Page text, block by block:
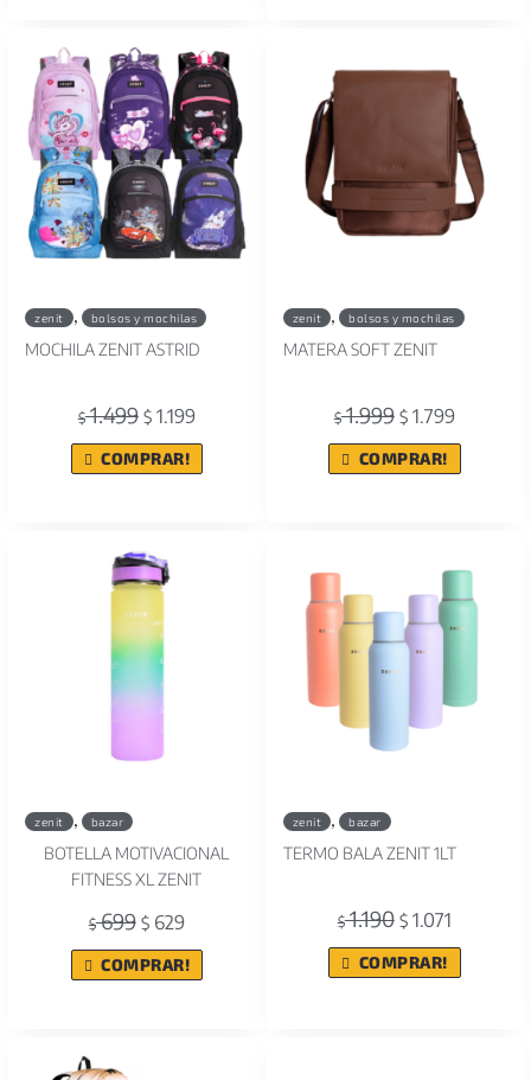
zenit , bolsos y mochilas
MOCHILA ZENIT ASTRID
$1.499 $1.199
COMPRAR!
zenit , bolsos y mochilas
MATERA SOFT ZENIT
$1.999 $1.799
COMPRAR!
zenit , bazar
BOTELLA MOTIVACIONAL
FITNESS XL ZENIT
$699 $629
COMPRAR!
zenit , bazar
TERMO BALA ZENIT 1LT
$1.190 $1.071
COMPRAR!